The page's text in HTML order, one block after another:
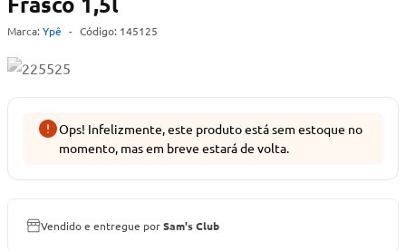
Marca: Ypê - Código: 145125
Ops! Infelizmente, este produto está sem estoque no
momento, mas em breve estará de volta.
Vendido e entregue porSam's Club